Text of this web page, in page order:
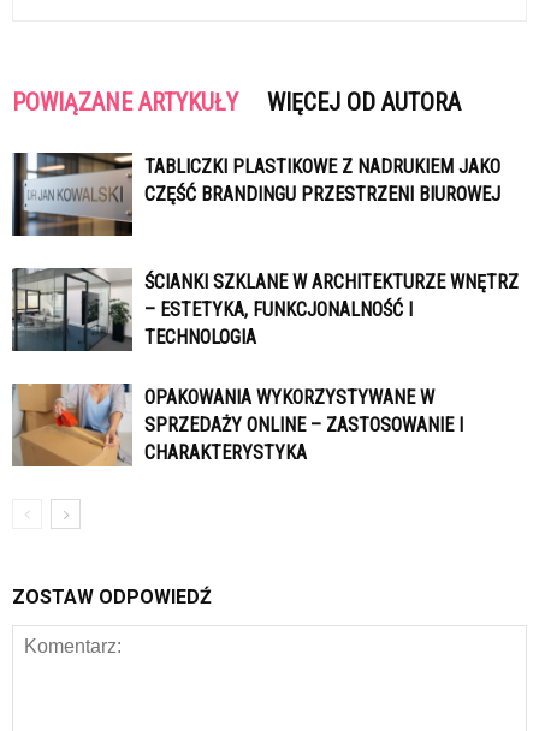
POWIĄZANE ARTYKUŁY WIĘCEJ OD AUTORA
TABLICZKI PLASTIKOWE Z NADRUKIEM JAKO
CZĘŚĆ BRANDINGU PRZESTRZENI BIUROWEJ
ŚCIANKI SZKLANE W ARCHITEKTURZE WNĘTRZ
– ESTETYKA, FUNKCJONALNOŚĆ I
TECHNOLOGIA
OPAKOWANIA WYKORZYSTYWANE W
SPRZEDAŻY ONLINE – ZASTOSOWANIE I
CHARAKTERYSTYKA
ZOSTAW ODPOWIEDŹ